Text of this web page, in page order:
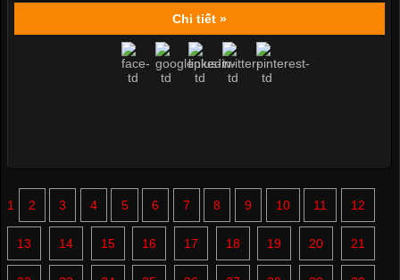
Chi tiết »
1 2 3 4 5 6 7 8 9 10 11 12
13 14 15 16 17 18 19 20 21